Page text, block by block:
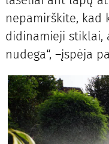
nepamirškite, kad
didinamieji stiklai,
nudega“, –įspėja